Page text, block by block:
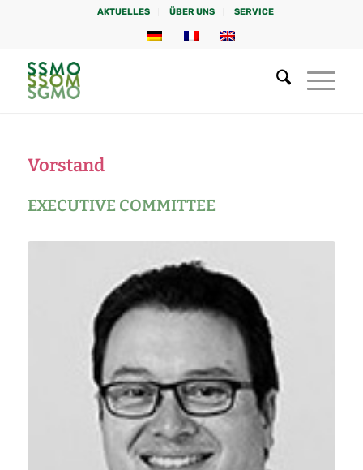
AKTUELLES ÜBER UNS SERVICE
Vorstand
EXECUTIVE COMMITTEE